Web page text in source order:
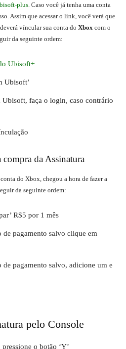
plus. Caso você já tenha uma conta
Assim que acessar o link, você verá que
víncular sua conta do Xbox com o
da seguinte ordem:
Ubisoft+
Ubisoft’
Ubisoft, faça o login, caso contrário
compra da Assinatura
do Xbox, chegou a hora de fazer a
da seguinte ordem:
R$5 por 1 mês
de pagamento salvo clique em
de pagamento salvo, adicione um e
pelo Console
o botão ‘Y’